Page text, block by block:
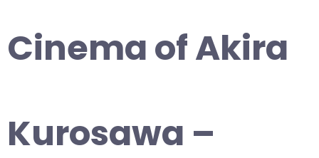
Cinema of Akira
Kurosawa –